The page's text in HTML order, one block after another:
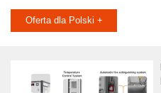
Oferta dla Polski +